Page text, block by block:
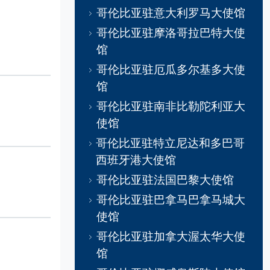
哥伦比亚驻意大利罗马大使馆
哥伦比亚驻摩洛哥拉巴特大使
馆
哥伦比亚驻厄瓜多尔基多大使
馆
哥伦比亚驻南非比勒陀利亚大
使馆
哥伦比亚驻特立尼达和多巴哥
西班牙港大使馆
哥伦比亚驻法国巴黎大使馆
哥伦比亚驻巴拿马巴拿马城大
使馆
哥伦比亚驻加拿大渥太华大使
馆